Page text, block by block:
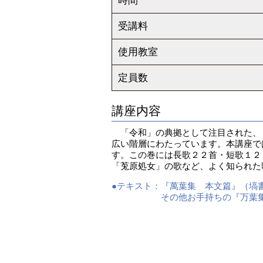
受講料
使用教室
定員数
講座内容
「令和」の典拠として注目された
広い階層にわたっています。本講座
す。この巻には長歌２２首・短歌１
「莵原処女」の歌など、よく知られ
●テキスト：
『萬葉集 本文篇』（塙
その他お手持ちの『万葉